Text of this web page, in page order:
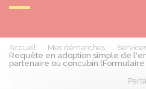
Accueil Mes démarches
Requête en adoption simple de
partenaire ou concubin (Formulaire